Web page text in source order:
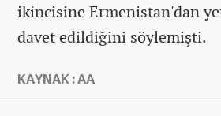
ikincisine Ermenistan'dan
davet edildiğini söylemişti.
KAYNAK : AA